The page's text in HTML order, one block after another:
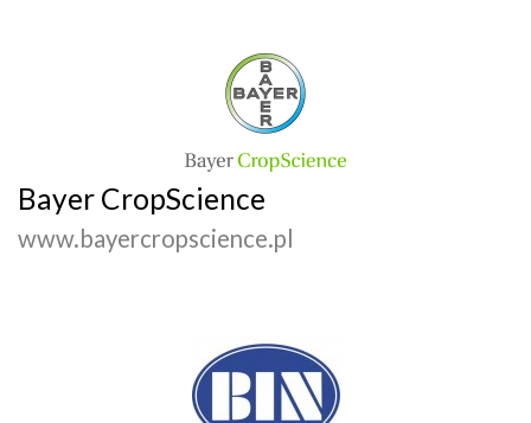
Bayer CropScience
www.bayercropscience.pl